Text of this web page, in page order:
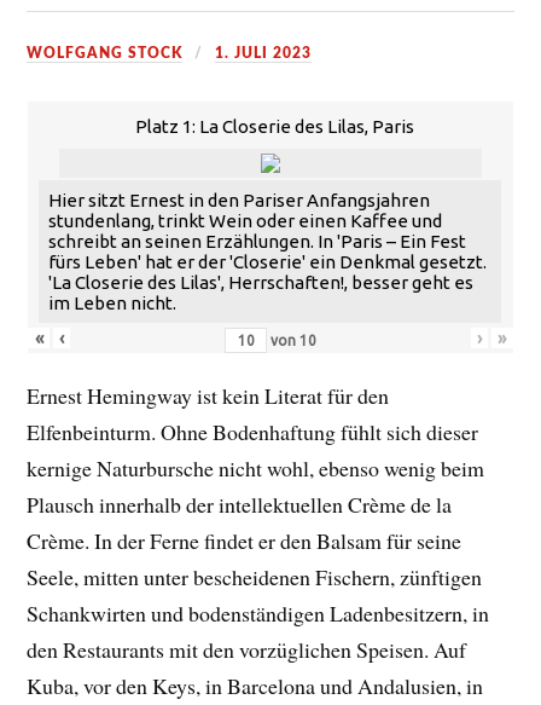
WOLFGANG STOCK 1. JULI 2023
Platz 1: La Closerie des Lilas, Paris
Hier sitzt Ernest in den Pariser Anfangsjahren
stundenlang, trinkt Wein oder einen Kaffee und
schreibt an seinen Erzählungen. In 'Paris – Ein Fest
fürs Leben' hat er der 'Closerie' ein Denkmal gesetzt.
'La Closerie des Lilas', Herrschaften!, besser geht es
im Leben nicht.
«
‹ von 10 › »
Ernest Hemingway ist kein Literat für den
Elfenbeinturm. Ohne Bodenhaftung fühlt sich dieser
kernige Naturbursche nicht wohl, ebenso wenig beim
Plausch innerhalb der intellektuellen Crème de la
Crème. In der Ferne findet er den Balsam für seine
Seele, mitten unter bescheidenen Fischern, zünftigen
Schankwirten und bodenständigen Ladenbesitzern, in
den Restaurants mit den vorzüglichen Speisen. Auf
Kuba, vor den Keys, in Barcelona und Andalusien, in